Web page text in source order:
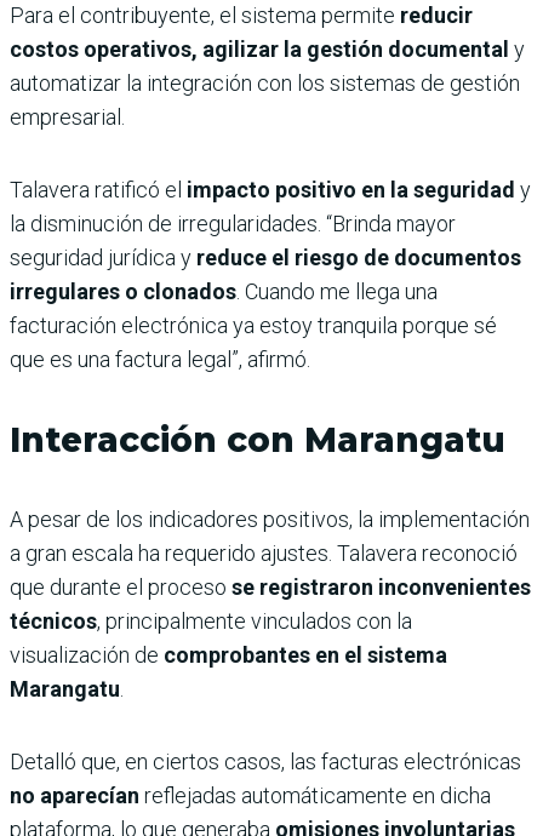
Para el contribuyente, el sistema permite reducir
costos operativos, agilizar la gestión documental y
automatizar la integración con los sistemas de gestión
empresarial.
Talavera ratificó el impacto positivo en la seguridad y
la disminución de irregularidades. “Brinda mayor
seguridad jurídica y reduce el riesgo de documentos
irregulares o clonados. Cuando me llega una
facturación electrónica ya estoy tranquila porque sé
que es una factura legal”, afirmó.
Interacción con Marangatu
A pesar de los indicadores positivos, la implementación
a gran escala ha requerido ajustes. Talavera reconoció
que durante el proceso se registraron inconvenientes
técnicos, principalmente vinculados con la
visualización de comprobantes en el sistema
Marangatu.
Detalló que, en ciertos casos, las facturas electrónicas
no aparecían reflejadas automáticamente en dicha
plataforma, lo que generaba omisiones involuntarias